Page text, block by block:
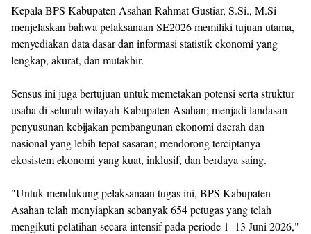
Kepala BPS Kabupaten Asahan Rahmat Gustiar, S.Si., M.Si
menjelaskan bahwa pelaksanaan SE2026 memiliki tujuan utama,
menyediakan data dasar dan informasi statistik ekonomi yang
lengkap, akurat, dan mutakhir.
Sensus ini juga bertujuan untuk memetakan potensi serta struktur
usaha di seluruh wilayah Kabupaten Asahan; menjadi landasan
penyusunan kebijakan pembangunan ekonomi daerah dan
nasional yang lebih tepat sasaran; mendorong terciptanya
ekosistem ekonomi yang kuat, inklusif, dan berdaya saing.
"Untuk mendukung pelaksanaan tugas ini, BPS Kabupaten
Asahan telah menyiapkan sebanyak 654 petugas yang telah
mengikuti pelatihan secara intensif pada periode 1–13 Juni 2026,"